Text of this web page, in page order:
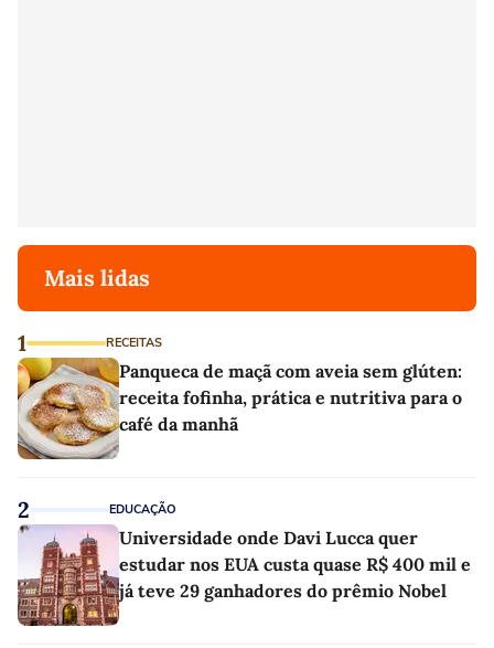
Mais lidas
1 RECEITAS
Panqueca de maçã com aveia sem glúten:
receita fofinha, prática e nutritiva para o
café da manhã
2 EDUCAÇÃO
Universidade onde Davi Lucca quer
estudar nos EUA custa quase R$ 400 mil e
já teve 29 ganhadores do prêmio Nobel